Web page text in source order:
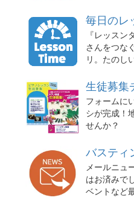
毎日のレ
『レッスン
さんをつな
リ。たのし
生徒募集
フォームに
シが完成！
せんか？
バスティ
メールニュ
はお済みで
ベントなど